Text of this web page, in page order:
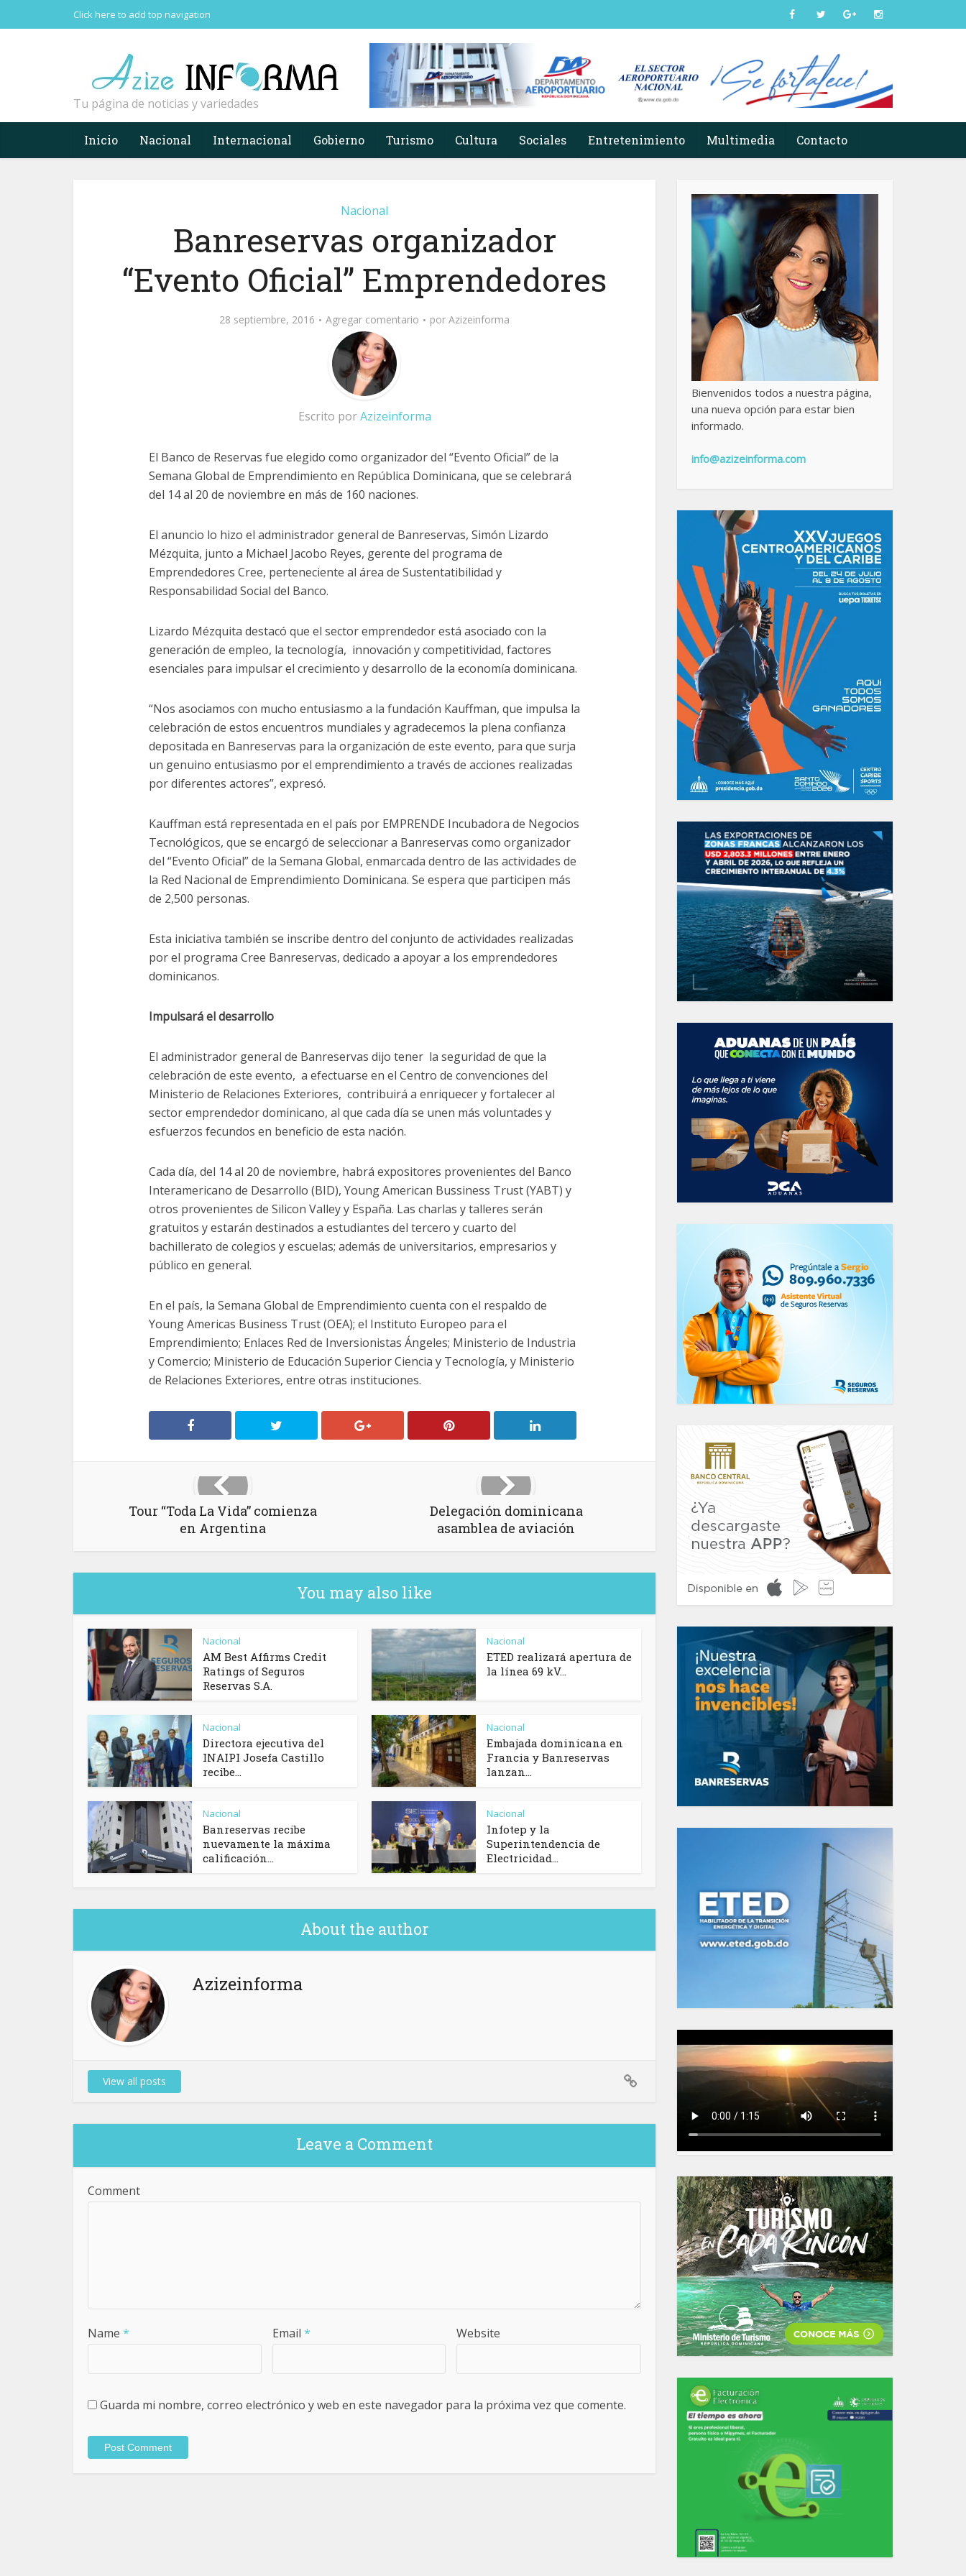
Click here to add top navigation
Tu página de noticias y variedades
Inicio Nacional Internacional Gobierno Turismo Cultura Sociales Entretenimiento Multimedia Contacto
Nacional
Banreservas organizador
“Evento Oficial” Emprendedores
28 septiembre, 2016 Agregar comentario por Azizeinforma
Escrito porAzizeinforma
El Banco de Reservas fue elegido como organizador del “Evento Oficial” de la
Semana Global de Emprendimiento en República Dominicana, que se celebrará
del 14 al 20 de noviembre en más de 160 naciones.
El anuncio lo hizo el administrador general de Banreservas, Simón Lizardo
Mézquita, junto a Michael Jacobo Reyes, gerente del programa de
Emprendedores Cree, perteneciente al área de Sustentatibilidad y
Responsabilidad Social del Banco.
Lizardo Mézquita destacó que el sector emprendedor está asociado con la
generación de empleo, la tecnología, innovación y competitividad, factores
esenciales para impulsar el crecimiento y desarrollo de la economía dominicana.
“Nos asociamos con mucho entusiasmo a la fundación Kauffman, que impulsa la
celebración de estos encuentros mundiales y agradecemos la plena confianza
depositada en Banreservas para la organización de este evento, para que surja
un genuino entusiasmo por el emprendimiento a través de acciones realizadas
por diferentes actores”, expresó.
Kauffman está representada en el país por EMPRENDE Incubadora de Negocios
Tecnológicos, que se encargó de seleccionar a Banreservas como organizador
del “Evento Oficial” de la Semana Global, enmarcada dentro de las actividades de
la Red Nacional de Emprendimiento Dominicana. Se espera que participen más
de 2,500 personas.
Esta iniciativa también se inscribe dentro del conjunto de actividades realizadas
por el programa Cree Banreservas, dedicado a apoyar a los emprendedores
dominicanos.
Impulsará el desarrollo
El administrador general de Banreservas dijo tener la seguridad de que la
celebración de este evento, a efectuarse en el Centro de convenciones del
Ministerio de Relaciones Exteriores, contribuirá a enriquecer y fortalecer al
sector emprendedor dominicano, al que cada día se unen más voluntades y
esfuerzos fecundos en beneficio de esta nación.
Cada día, del 14 al 20 de noviembre, habrá expositores provenientes del Banco
Interamericano de Desarrollo (BID), Young American Bussiness Trust (YABT) y
otros provenientes de Silicon Valley y España. Las charlas y talleres serán
gratuitos y estarán destinados a estudiantes del tercero y cuarto del
bachillerato de colegios y escuelas; además de universitarios, empresarios y
público en general.
En el país, la Semana Global de Emprendimiento cuenta con el respaldo de
Young Americas Business Trust (OEA); el Instituto Europeo para el
Emprendimiento; Enlaces Red de Inversionistas Ángeles; Ministerio de Industria
y Comercio; Ministerio de Educación Superior Ciencia y Tecnología, y Ministerio
de Relaciones Exteriores, entre otras instituciones.
Tour “Toda La Vida” comienza
en Argentina
Delegación dominicana
asamblea de aviación
You may also like
Nacional
AM Best Affirms Credit
Ratings of Seguros
Reservas S.A.
Nacional
ETED realizará apertura de
la línea 69 kV...
Nacional
Directora ejecutiva del
INAIPI Josefa Castillo
recibe...
Nacional
Embajada dominicana en
Francia y Banreservas
lanzan...
Nacional
Banreservas recibe
nuevamente la máxima
calificación...
Nacional
Infotep y la
Superintendencia de
Electricidad...
About the author
Azizeinforma
View all posts
Leave a Comment
Comment
Name * Email * Website
Guarda mi nombre, correo electrónico y web en este navegador para la próxima vez que comente.
Bienvenidos todos a nuestra página,
una nueva opción para estar bien
informado.
info@azizeinforma.com